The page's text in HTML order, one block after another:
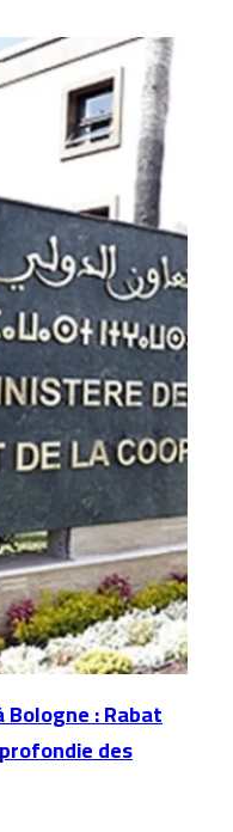
Bologne : Rabat
des